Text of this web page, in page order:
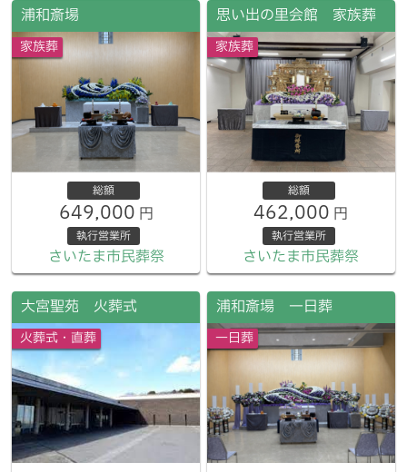
浦和斎場
家族葬
総額
649,000 円
執行営業所
さいたま市民葬祭
思い出の里会館 家族葬
家族葬
総額
462,000 円
執行営業所
さいたま市民葬祭
大宮聖苑 火葬式
火葬式・直葬
浦和斎場 一日葬
一日葬